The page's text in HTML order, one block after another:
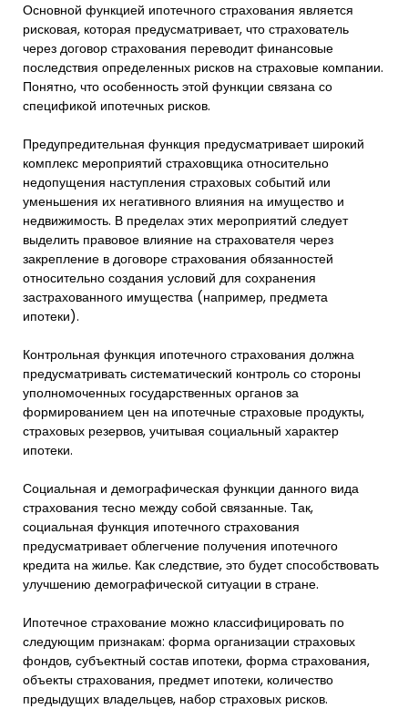
Основной функцией ипотечного страхования является
рисковая, которая предусматривает, что страхователь
через договор страхования переводит финансовые
последствия определенных рисков на страховые компании.
Понятно, что особенность этой функции связана со
спецификой ипотечных рисков.
Предупредительная функция предусматривает широкий
комплекс мероприятий страховщика относительно
недопущения наступления страховых событий или
уменьшения их негативного влияния на имущество и
недвижимость. В пределах этих мероприятий следует
выделить правовое влияние на страхователя через
закрепление в договоре страхования обязанностей
относительно создания условий для сохранения
застрахованного имущества (например, предмета
ипотеки).
Контрольная функция ипотечного страхования должна
предусматривать систематический контроль со стороны
уполномоченных государственных органов за
формированием цен на ипотечные страховые продукты,
страховых резервов, учитывая социальный характер
ипотеки.
Социальная и демографическая функции данного вида
страхования тесно между собой связанные. Так,
социальная функция ипотечного страхования
предусматривает облегчение получения ипотечного
кредита на жилье. Как следствие, это будет способствовать
улучшению демографической ситуации в стране.
Ипотечное страхование можно классифицировать по
следующим признакам: форма организации страховых
фондов, субъектный состав ипотеки, форма страхования,
объекты страхования, предмет ипотеки, количество
предыдущих владельцев, набор страховых рисков.